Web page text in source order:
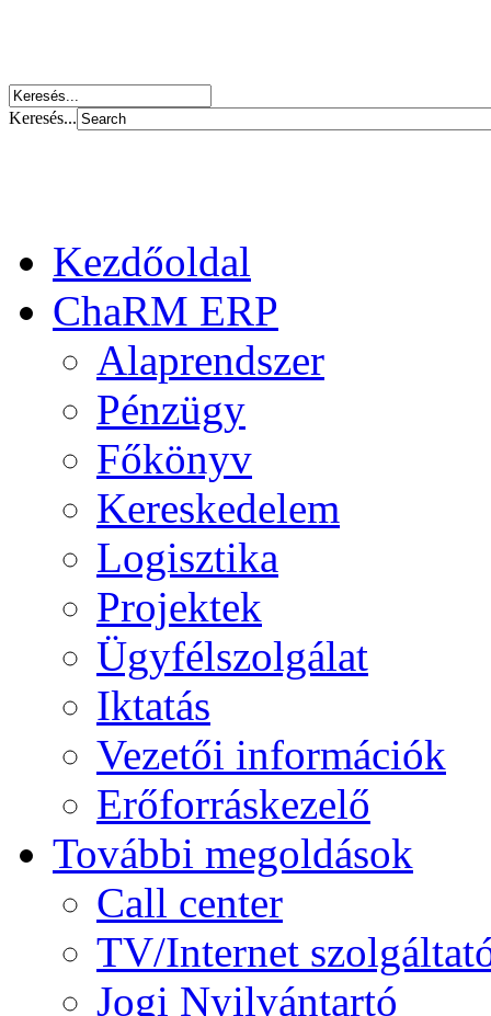
Keresés...
Kezdőoldal
ChaRM ERP
Alaprendszer
Pénzügy
Főkönyv
Kereskedelem
Logisztika
Projektek
Ügyfélszolgálat
Iktatás
Vezetői információk
Erőforráskezelő
További megoldások
Call center
TV/Internet
Jogi Nyilvántartó